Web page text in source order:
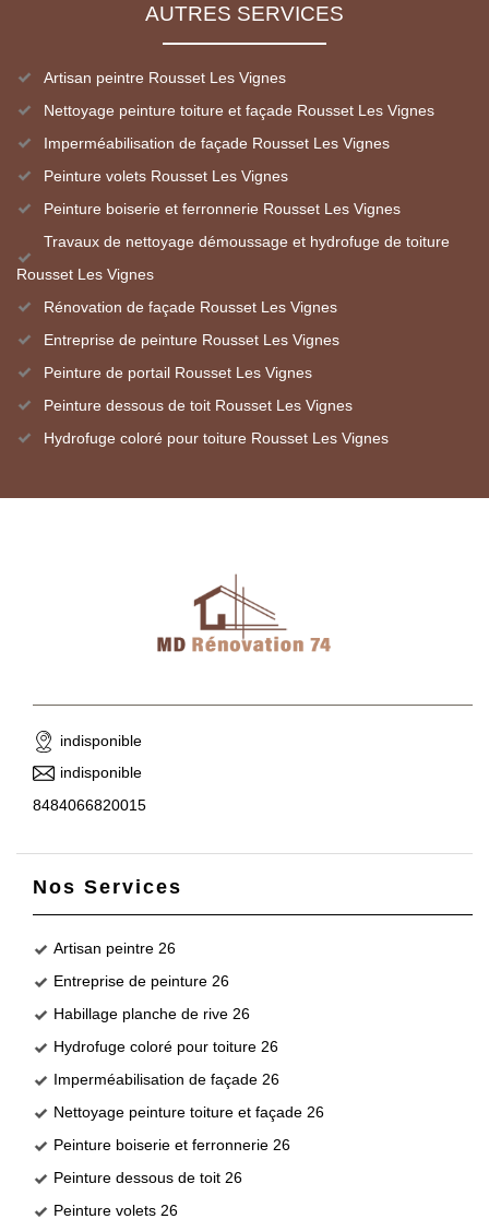
AUTRES SERVICES
Artisan peintre Rousset Les Vignes
Nettoyage peinture toiture et façade Rousset Les Vignes
Imperméabilisation de façade Rousset Les Vignes
Peinture volets Rousset Les Vignes
Peinture boiserie et ferronnerie Rousset Les Vignes
Travaux de nettoyage démoussage et hydrofuge de toiture
Rousset Les Vignes
Rénovation de façade Rousset Les Vignes
Entreprise de peinture Rousset Les Vignes
Peinture de portail Rousset Les Vignes
Peinture dessous de toit Rousset Les Vignes
Hydrofuge coloré pour toiture Rousset Les Vignes
indisponible
indisponible
8484066820015
Nos Services
Artisan peintre 26
Entreprise de peinture 26
Habillage planche de rive 26
Hydrofuge coloré pour toiture 26
Imperméabilisation de façade 26
Nettoyage peinture toiture et façade 26
Peinture boiserie et ferronnerie 26
Peinture dessous de toit 26
Peinture volets 26